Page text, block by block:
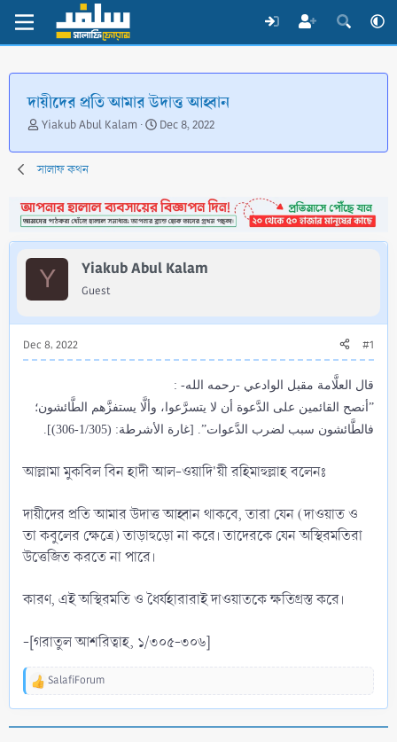
দায়ীদের প্রতি আমার উদাত্ত আহ্বান
T
r
e
d
s
t
a
r
r
Yiakub Abul Kalam
S
a
d
a
t
e
Dec 8, 2022
সালাফ কথন
Y Yiakub Abul Kalam
Guest
Dec 8, 2022 #1
قال العلَّامة مقبل الوادعي -رحمه الله- :
”أنصح القائمين على الدَّعوة أن لا يتسرَّعوا، وألَّا يستفزَّهم الطَّائشون؛
فالطَّائشون سبب لضرب الدَّعوات”. [غارة الأشرطة: (1/305-306)].
আল্লামা মুকবিল বিন হাদী আল-ওয়াদি'য়ী রহিমাহুল্লাহ বলেনঃ
দায়ীদের প্রতি আমার উদাত্ত আহ্বান থাকবে, তারা যেন (দাওয়াত ও
তা কবুলের ক্ষেত্রে) তাড়াহুড়ো না করে। তাদেরকে যেন অস্থিরমতিরা
উত্তেজিত করতে না পারে।
কারণ, এই অস্থিরমতি ও ধৈর্যহারারাই দাওয়াতকে ক্ষতিগ্রস্ত করে।
-[গরাতুল আশরিত্বাহ, ১/৩০৫-৩০৬]
R
SalafiForum